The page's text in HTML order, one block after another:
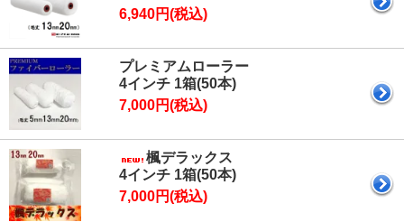
6,940円(税込)
プレミアムローラー
4インチ 1箱(50本)
7,000円(税込)
楓デラックス
4インチ 1箱(50本)
7,000円(税込)